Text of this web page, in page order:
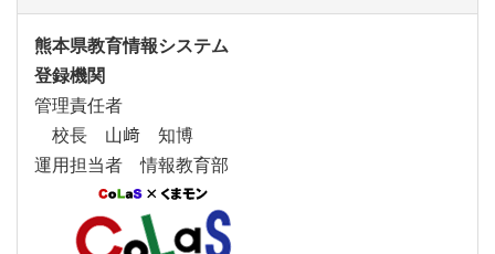
熊本県教育情報システム
登録機関
管理責任者
校長 山﨑 知博
運用担当者 情報教育部